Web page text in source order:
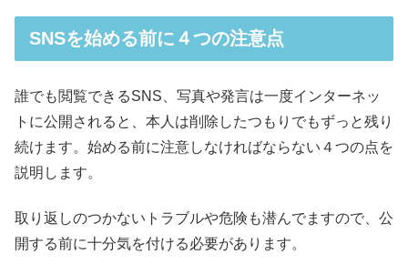
SNSを始める前に４つの注意点
誰でも閲覧できるSNS、写真や発言は一度インターネッ
トに公開されると、本人は削除したつもりでもずっと残り
続けます。始める前に注意しなければならない４つの点を
説明します。
取り返しのつかないトラブルや危険も潜んでますので、公
開する前に十分気を付ける必要があります。